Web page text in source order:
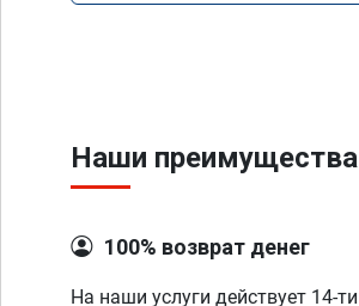
Наши преимущества
100% возврат денег
На наши услуги действует 14-ти